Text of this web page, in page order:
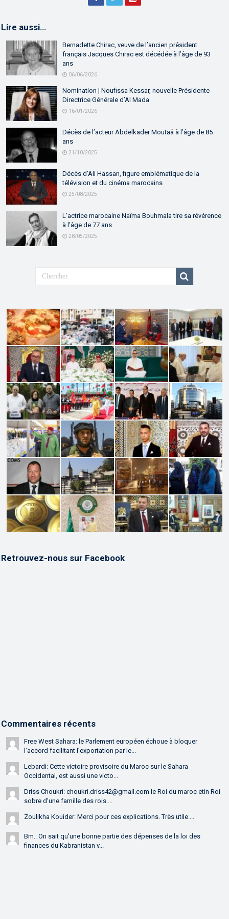
Lire aussi…
Bernadette Chirac, veuve de l’ancien président
français Jacques Chirac est décédée à l’âge de 93
ans
06/06/2026
Nomination | Noufissa Kessar, nouvelle Présidente-
Directrice Générale d’Al Mada
16/01/2026
Décès de l’acteur Abdelkader Moutaâ à l’âge de 85
ans
21/10/2025
Décès d’Ali Hassan, figure emblématique de la
télévision et du cinéma marocains
25/08/2025
L’actrice marocaine Naïma Bouhmala tire sa révérence
à l’âge de 77 ans
28/05/2025
Retrouvez-nous sur Facebook
Commentaires récents
Free West Sahara: le Parlement européen échoue à bloquer
l’accord facilitant l’exportation par le...
Lebardi: Cette victoire provisoire du Maroc sur le Sahara
Occidental, est aussi une victo...
Driss Choukri: choukri.driss42@gmail.com le Roi du maroc etin Roi
sobre d'une famille des rois....
Zoulikha Kouider: Merci pour ces explications. Très utile....
Bm.: On sait qu'une bonne partie des dépenses de la loi des
finances du Kabranistan v...